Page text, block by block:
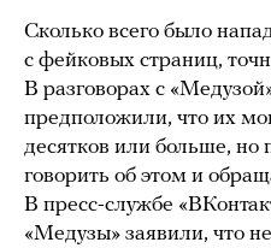
Сколько всего было
с фейковых страниц,
В разговорах с
предположили, что их
десятков или больше, но
говорить об этом и
В пресс-службе
«Медузы» заявили, что